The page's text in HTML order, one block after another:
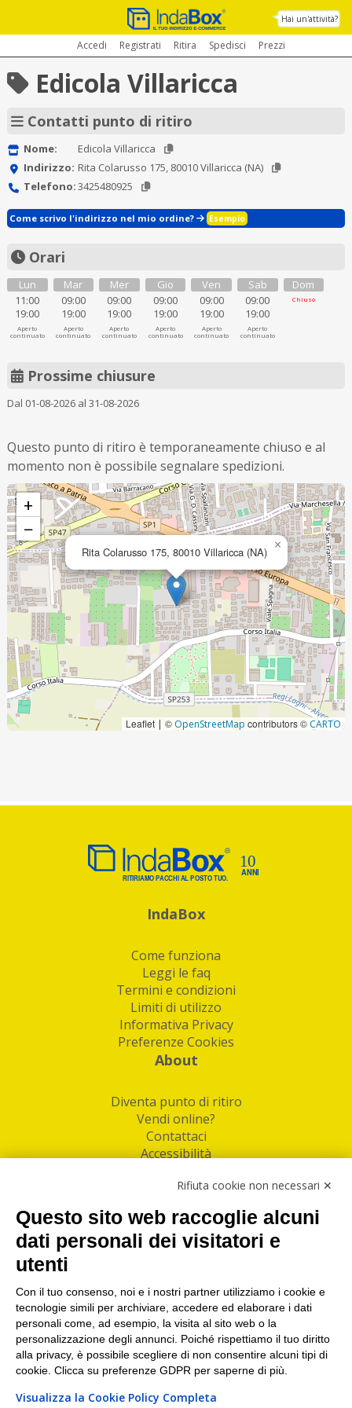
Hai un'attività?
Accedi Registrati Ritira Spedisci Prezzi
Edicola Villaricca
Contatti punto di ritiro
Nome:
Edicola Villaricca
Indirizzo: Rita Colarusso 175, 80010 Villaricca (NA)
Telefono:3425480925
Come scrivo l'indirizzo nel mio ordine? Esempio
Orari
Lun
11:00
19:00
Aperto
continuato
Mar
09:00
19:00
Aperto
continuato
Mer
09:00
19:00
Aperto
continuato
Gio
09:00
19:00
Aperto
continuato
Ven
09:00
19:00
Aperto
continuato
Sab
09:00
19:00
Aperto
continuato
Dom
Chiuso
Prossime chiusure
Dal 01-08-2026 al 31-08-2026
Questo punto di ritiro è temporaneamente chiuso e al
momento non è possibile segnalare spedizioni.
Rita Colarusso 175, 80010 Villaricca (NA) ×
+
−
Leaflet | © OpenStreetMap contributors © CARTO
IndaBox
Come funziona
Leggi le faq
Termini e condizioni
Limiti di utilizzo
Informativa Privacy
Preferenze Cookies
About
Diventa punto di ritiro
Vendi online?
Contattaci
Accessibilità
Facebook
Linkedin
I nostri punti di ritiro e spedizione pacchi nelle
maggiori città italiane
Torino|Milano|Roma|Bologna|Firenze| Genova
Napoli|Varese
Rifiuta cookie non necessari ✕
Questo sito web raccoglie alcuni
dati personali dei visitatori e
utenti
Con il tuo consenso, noi e i nostri partner utilizziamo i cookie e
tecnologie simili per archiviare, accedere ed elaborare i dati
personali come, ad esempio, la visita al sito web o la
personalizzazione degli annunci. Poiché rispettiamo il tuo diritto
alla privacy, è possibile scegliere di non consentire alcuni tipi di
cookie. Clicca su preferenze GDPR per saperne di più.
Visualizza la Cookie Policy Completa